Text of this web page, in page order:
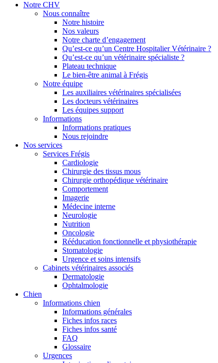
Notre CHV
Nous connaître
Notre histoire
Nos valeurs
Notre charte d’engagement
Qu’est-ce qu’un Centre Hospitalier Vétérinaire ?
Qu’est-ce qu’un vétérinaire spécialiste ?
Plateau technique
Le bien-être animal à Frégis
Notre équipe
Les auxiliaires vétérinaires spécialisées
Les docteurs vétérinaires
Les équipes support
Informations
Informations pratiques
Nous rejoindre
Nos services
Services Frégis
Cardiologie
Chirurgie des tissus mous
Chirurgie orthopédique vétérinaire
Comportement
Imagerie
Médecine interne
Neurologie
Nutrition
Oncologie
Rééducation fonctionnelle et physiothérapie
Stomatologie
Urgence et soins intensifs
Cabinets vétérinaires associés
Dermatologie
Ophtalmologie
Chien
Informations chien
Informations générales
Fiches infos races
Fiches infos santé
FAQ
Glossaire
Urgences